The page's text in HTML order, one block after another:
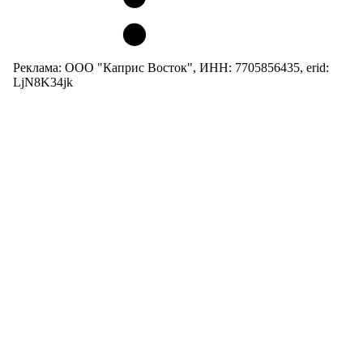
Реклама: ООО "Каприс Восток", ИНН: 7705856435, erid:
LjN8K34jk